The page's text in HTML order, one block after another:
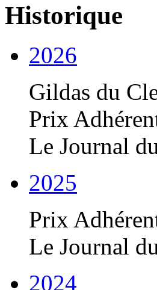
Historique
2026
Gildas du
Prix
Le Journal
2025
Prix
Le Journal
2024